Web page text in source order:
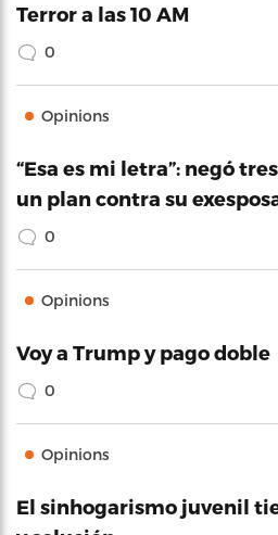
Terror a las 10 AM
0
Opinions
“Esa es mi letra”: negó
un plan contra su
0
Opinions
Voy a Trump y pago doble
0
Opinions
El sinhogarismo juvenil